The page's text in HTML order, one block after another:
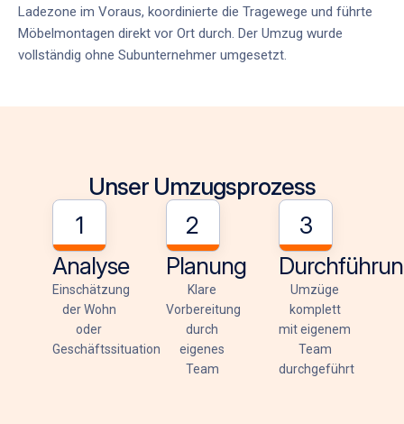
Ladezone im Voraus, koordinierte die Tragewege und führte
Möbelmontagen direkt vor Ort durch. Der Umzug wurde
vollständig ohne Subunternehmer umgesetzt.
Unser Umzugsprozess
1
Analyse
Einschätzung
der Wohn
oder
Geschäftssituation
2
Planung
Klare
Vorbereitung
durch
eigenes
Team
3
Umzüge
komplett
mit eigenem
Team
durchgeführt